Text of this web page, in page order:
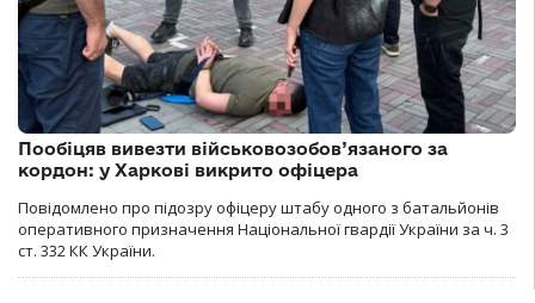
Пообіцяв вивезти військовозобов’язаного за
кордон: у Харкові викрито офіцера
Повідомлено про підозру офіцеру штабу одного з батальйонів
оперативного призначення Національної гвардії України за ч. 3
ст. 332 КК України.